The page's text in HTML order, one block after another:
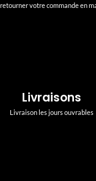
votre commande en
Livraisons
Livraison les jours ouvrables